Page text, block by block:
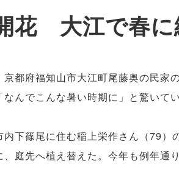
花 大江で春に
京都府福知山市大江町尾藤奥の民家
「なんでこんな暑い時期に」と驚いてい
内下篠尾に住む稲上栄作さん（79）
、庭先へ植え替えた。今年も例年通